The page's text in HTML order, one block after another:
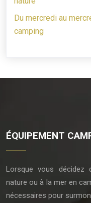
Du mercredi au
camping
ÉQUIPEMENT
Lorsque vous décidez
nature ou à la mer en
nécessaires pour